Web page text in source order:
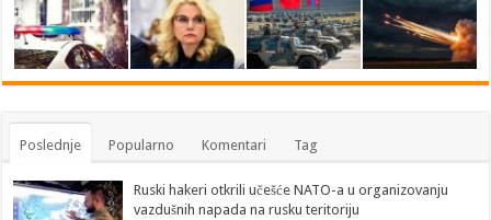
Poslednje Popularno Komentari Tag
Ruski hakeri otkrili učešće NATO-a u organizovanju
vazdušnih napada na rusku teritoriju